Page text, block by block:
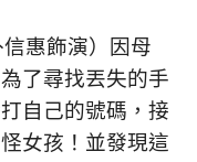
惠飾演）因母
了尋找丟失的手
自己的號碼，接
女孩！並發現這